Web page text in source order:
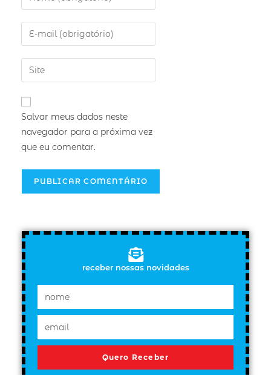
Salvar meus dados neste
navegador para a próxima vez
que eu comentar.
receber nossas novidades
Quero Receber